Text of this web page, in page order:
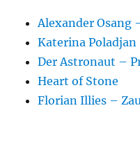
Alexander Osang
Katerina
Der Astronaut –
Heart of Stone
Florian Illies –